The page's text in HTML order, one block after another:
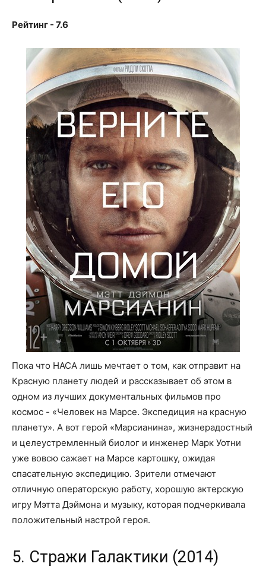
Рейтинг - 7.6
Пока что НАСА лишь мечтает о том, как отправит на
Красную планету людей и рассказывает об этом в
одном из лучших документальных фильмов про
космос - «Человек на Марсе. Экспедиция на красную
планету». А вот герой «Марсианина», жизнерадостный
и целеустремленный биолог и инженер Марк Уотни
уже вовсю сажает на Марсе картошку, ожидая
спасательную экспедицию. Зрители отмечают
отличную операторскую работу, хорошую актерскую
игру Мэтта Дэймона и музыку, которая подчеркивала
положительный настрой героя.
5. Стражи Галактики (2014)